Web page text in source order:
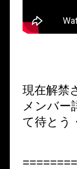
現在解禁
メンバー
て待とう